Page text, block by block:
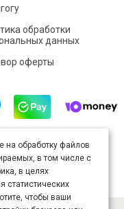
обработки
данных
оферты
полицензии Creative
(«Атрибуция») 4.0
на обработку файлов
в том числе с
в целях
статистических
чтобы ваши